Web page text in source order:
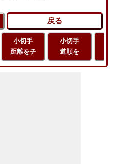
小切手
距離をチ
小切手
道順を